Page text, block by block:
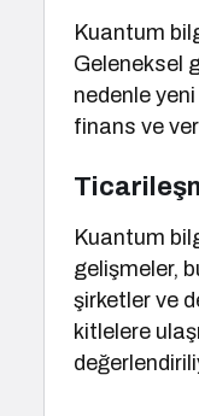
Kuantum
Geleneksel
nedenle
finans ve
Kuantum
gelişmeler,
şirketler ve
kitlelere